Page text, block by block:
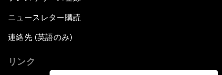
ニュースレター購読
連絡先 (英語のみ)
リンク